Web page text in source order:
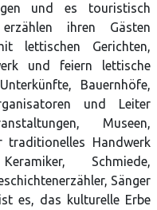
und es touristisch
ihren Gästen
lettischen Gerichten,
und feiern lettische
Bauernhöfe,
und Leiter
Museen,
traditionelles Handwerk
Schmiede,
Sänger
es, das kulturelle Erbe